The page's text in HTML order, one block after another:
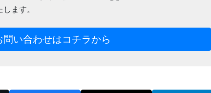
ます。
問い合わせはコチラから